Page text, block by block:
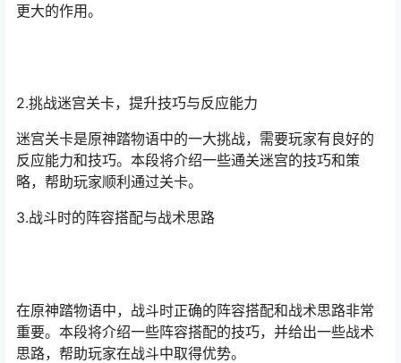
更大的作用。
2.挑战迷宫关卡，提升技巧与反应能力
迷宫关卡是原神踏物语中的一大挑战，需要玩家有良好的
反应能力和技巧。本段将介绍一些通关迷宫的技巧和策
略，帮助玩家顺利通过关卡。
3.战斗时的阵容搭配与战术思路
在原神踏物语中，战斗时正确的阵容搭配和战术思路非常
重要。本段将介绍一些阵容搭配的技巧，并给出一些战术
思路，帮助玩家在战斗中取得优势。